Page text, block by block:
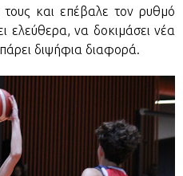
τους και επέβαλε τον ρυθμό
ελεύθερα, να δοκιμάσει νέα
διψήφια διαφορά.